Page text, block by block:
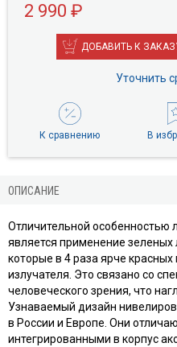
2 990 ₽
ДОБАВИТЬ К
Уточнить
К сравнению В
ОПИСАНИЕ
Отличительной особенностью
является применение
которые в 4 раза ярче
излучателя. Это связано со
человеческого зрения, что
Узнаваемый дизайн
в России и Европе. Они
интегрированными в корпус